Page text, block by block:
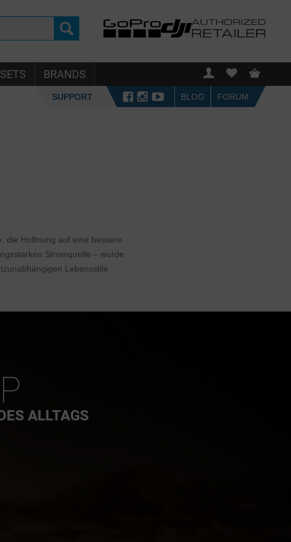
BRANDS
SUPPORT BLOG FORUM
die Hoffnung auf eine bessere
Stromquelle – wurde
Lebensstile
ALLTAGS